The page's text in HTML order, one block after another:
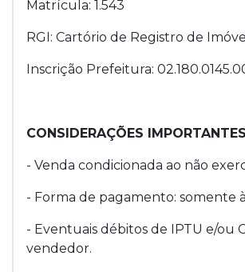
Matrícula: 1.543
RGI: Cartório de Registro de
Inscrição Prefeitura:
CONSIDERAÇÕES
- Venda condicionada ao não
- Forma de pagamento: somente
- Eventuais débitos de IPTU e/ou
vendedor.